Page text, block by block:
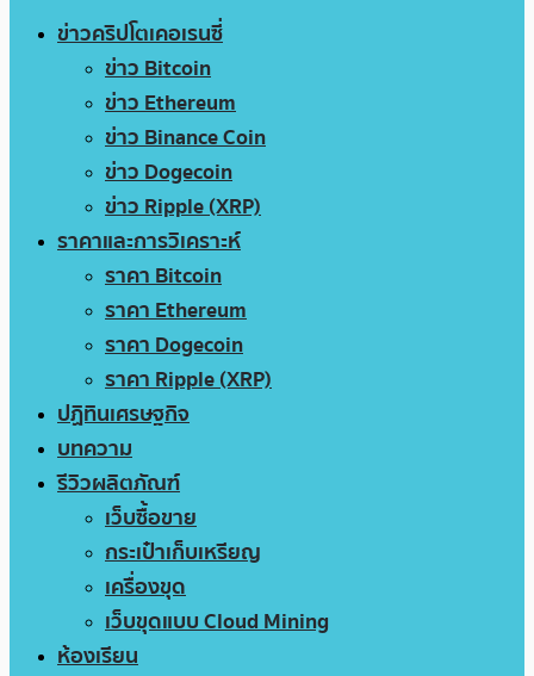
ข่าวคริปโตเคอเรนซี่
ข่าว Bitcoin
ข่าว Ethereum
ข่าว Binance Coin
ข่าว Dogecoin
ข่าว Ripple (XRP)
ราคาและการวิเคราะห์
ราคา Bitcoin
ราคา Ethereum
ราคา Dogecoin
ราคา Ripple (XRP)
ปฏิทินเศรษฐกิจ
บทความ
รีวิวผลิตภัณฑ์
เว็บซื้อขาย
กระเป๋าเก็บเหรียญ
เครื่องขุด
เว็บขุดแบบ Cloud Mining
ห้องเรียน